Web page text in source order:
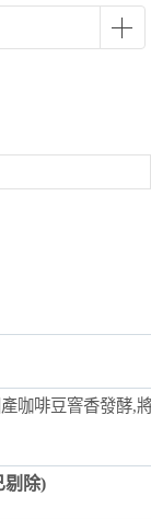
咖啡豆窨香發酵,
剔除)